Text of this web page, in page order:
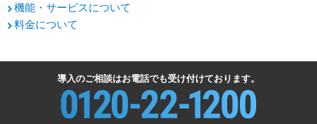
機能・サービスについて
料金について
導入のご相談はお電話でも受け付けております。